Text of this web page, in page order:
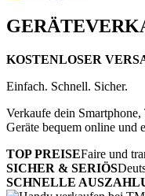
GERÄTE
KOSTENLOSER
Einfach. Schnell. Sicher.
Verkaufe dein
Geräte bequem online und
TOP PREISEFaire und
SICHER & SERIÖS
SCHNELLE